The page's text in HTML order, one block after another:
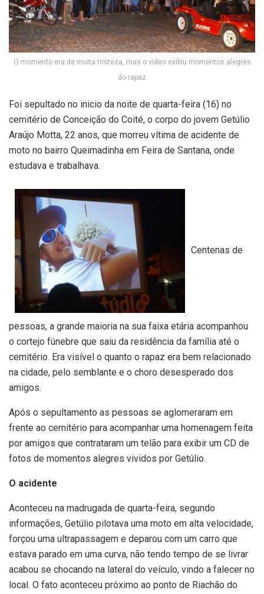
O momento era de muita tristeza, mas o video exibiu momentos alegres
do rapaz
Foi sepultado no inicio da noite de quarta-feira (16) no
cemitério de Conceição do Coité, o corpo do jovem Getúlio
Araújo Motta, 22 anos, que morreu vítima de acidente de
moto no bairro Queimadinha em Feira de Santana, onde
estudava e trabalhava.
Centenas de
pessoas, a grande maioria na sua faixa etária acompanhou
o cortejo fúnebre que saiu da residência da família até o
cemitério. Era visível o quanto o rapaz era bem relacionado
na cidade, pelo semblante e o choro desesperado dos
amigos.
Após o sepultamento as pessoas se aglomeraram em
frente ao cemitério para acompanhar uma homenagem feita
por amigos que contrataram um telão para exibir um CD de
fotos de momentos alegres vividos por Getúlio.
O acidente
Aconteceu na madrugada de quarta-feira, segundo
informações, Getúlio pilotava uma moto em alta velocidade,
forçou uma ultrapassagem e deparou com um carro que
estava parado em uma curva, não tendo tempo de se livrar
acabou se chocando na lateral do veículo, vindo a falecer no
local. O fato aconteceu próximo ao ponto de Riachão do